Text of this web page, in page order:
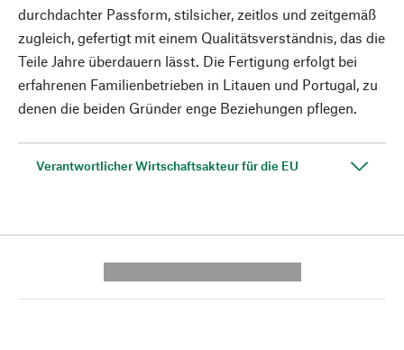
durchdachter Passform, stilsicher, zeitlos und zeitgemäß
zugleich, gefertigt mit einem Qualitätsverständnis, das die
Teile Jahre überdauern lässt. Die Fertigung erfolgt bei
erfahrenen Familienbetrieben in Litauen und Portugal, zu
denen die beiden Gründer enge Beziehungen pflegen.
Verantwortlicher Wirtschaftsakteur für die EU